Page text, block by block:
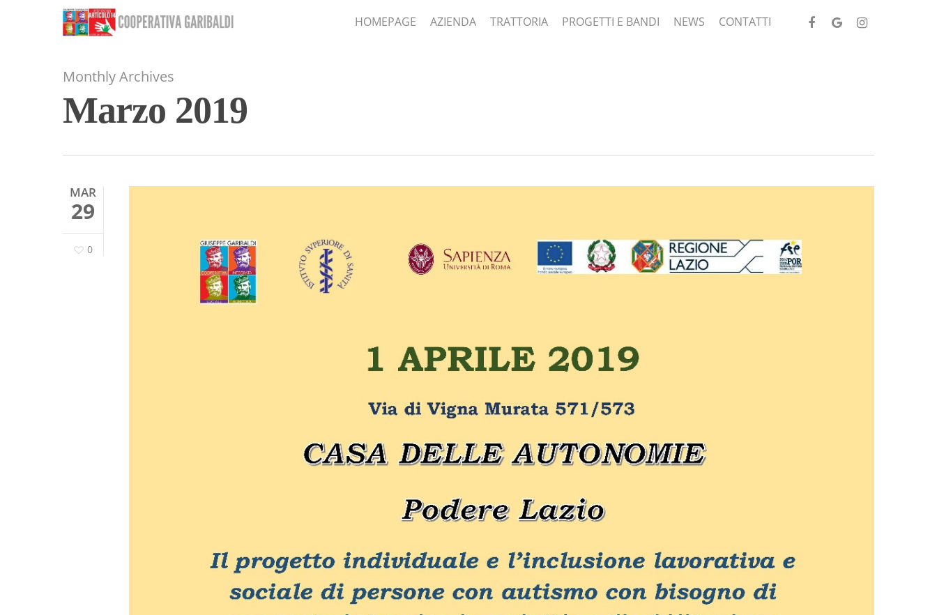
HOMEPAGE AZIENDA TRATTORIA PROGETTI E BANDI NEWS CONTATTI FACEBOOKGOOGLE-INSTAGRAM
Monthly Archives
Marzo 2019
MAR
29
0